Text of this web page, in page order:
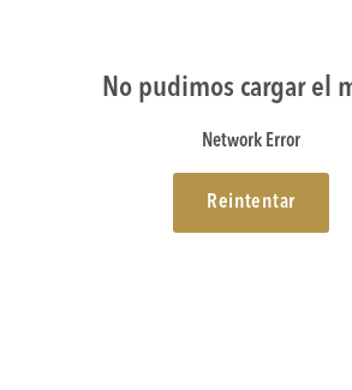
No pudimos cargar el
Network Error
Reintentar